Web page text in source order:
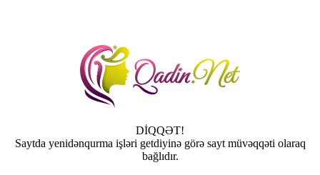
DİQQƏT!
Saytda yenidənqurma işləri getdiyinə görə sayt müvəqqəti olaraq
bağlıdır.